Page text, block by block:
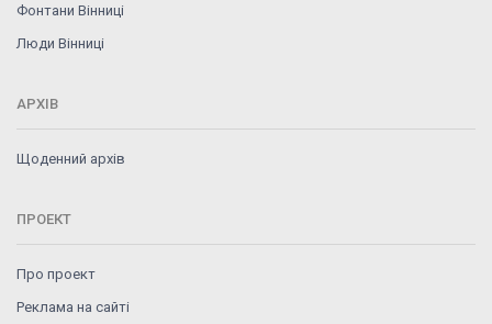
Фонтани Вінниці
Люди Вінниці
АРХІВ
Щоденний архів
ПРОЕКТ
Про проект
Реклама на сайті